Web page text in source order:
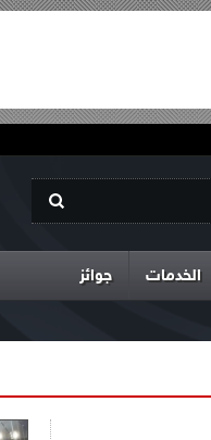
الخدمات جوائز